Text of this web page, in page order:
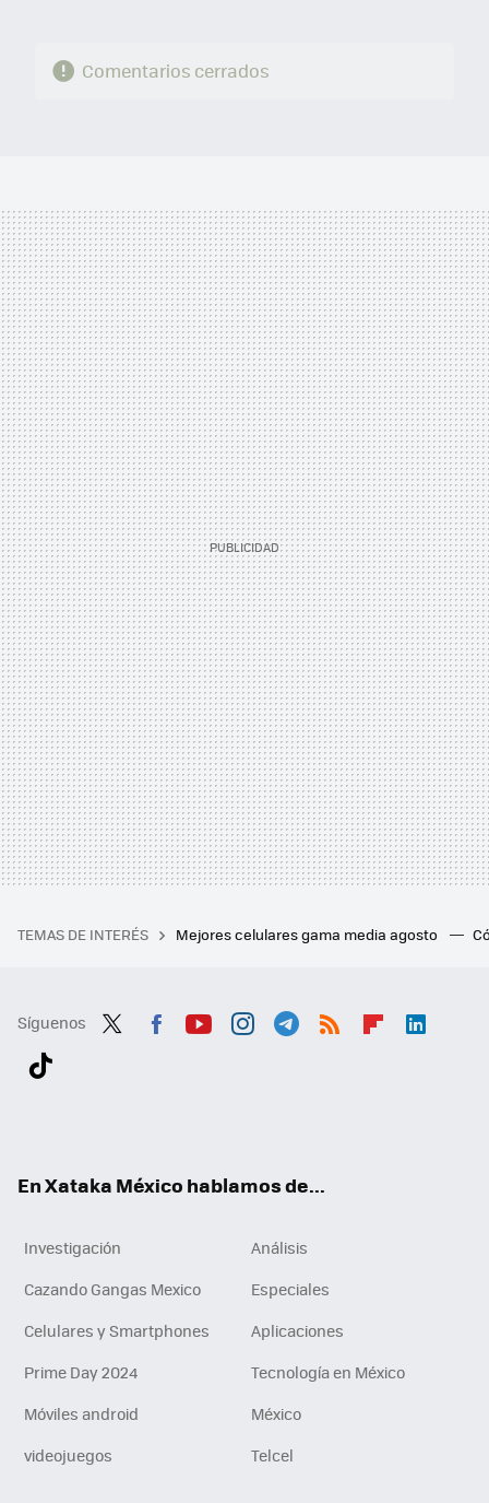
Comentarios cerrados
TEMAS DE INTERÉS Mejores celulares gama media agosto
Síguenos
En Xataka México hablamos de...
Investigación
Análisis
Cazando Gangas Mexico
Especiales
Celulares y Smartphones
Aplicaciones
Prime Day 2024
Tecnología en México
Móviles android
México
videojuegos
Telcel